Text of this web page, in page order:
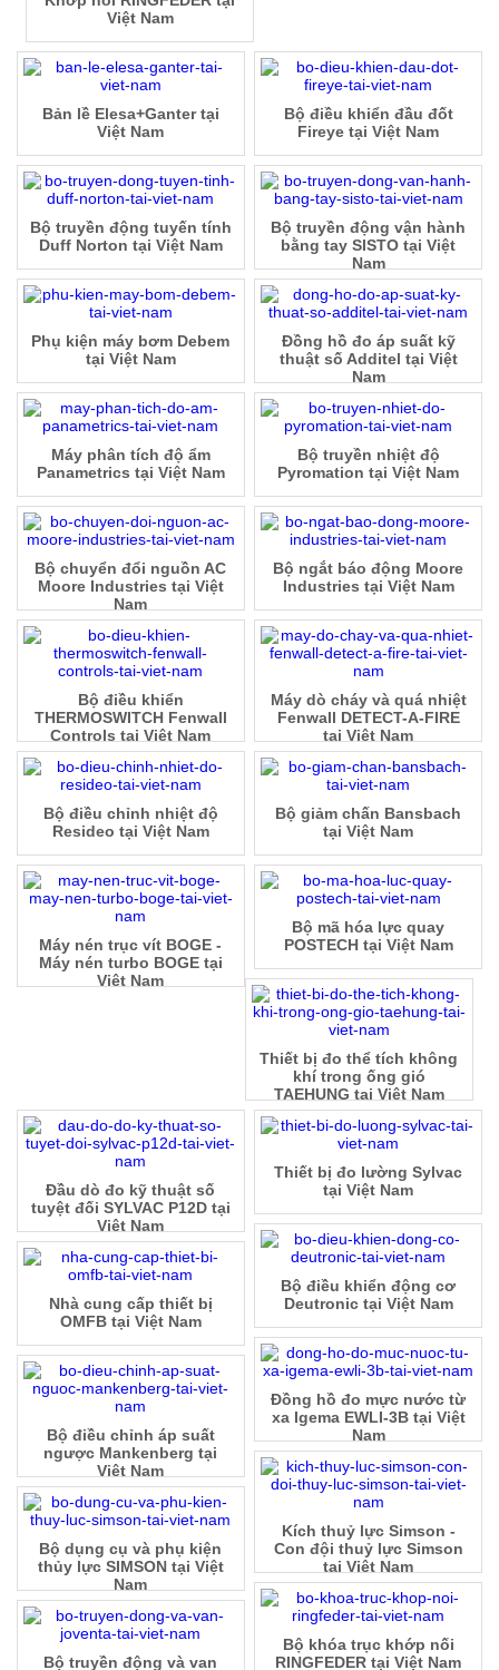
Việt Nam
Bản lề Elesa+Ganter tại
Việt Nam
Bộ điều khiển đầu đốt
Fireye tại Việt Nam
Bộ truyền động tuyến tính
Duff Norton tại Việt Nam
Bộ truyền động vận hành
bằng tay SISTO tại Việt
Nam
Phụ kiện máy bơm Debem
tại Việt Nam
Đồng hồ đo áp suất kỹ
thuật số Additel tại Việt
Nam
Máy phân tích độ ẩm
Panametrics tại Việt Nam
Bộ truyền nhiệt độ
Pyromation tại Việt Nam
Bộ chuyển đổi nguồn AC
Moore Industries tại Việt
Nam
Bộ ngắt báo động Moore
Industries tại Việt Nam
Bộ điều khiển
THERMOSWITCH Fenwall
Controls tại Việt Nam
Máy dò cháy và quá nhiệt
Fenwall DETECT-A-FIRE
tại Việt Nam
Bộ điều chỉnh nhiệt độ
Resideo tại Việt Nam
Bộ giảm chấn Bansbach
tại Việt Nam
Máy nén trục vít BOGE -
Máy nén turbo BOGE tại
Việt Nam
Bộ mã hóa lực quay
POSTECH tại Việt Nam
Thiết bị đo thể tích không
khí trong ống gió
TAEHUNG tại Việt Nam
Thiết bị đo lường Sylvac
tại Việt Nam
Đầu dò đo kỹ thuật số
tuyệt đối SYLVAC P12D tại
Việt Nam
Bộ điều khiển động cơ
Deutronic tại Việt Nam
Nhà cung cấp thiết bị
OMFB tại Việt Nam
Đồng hồ đo mực nước từ
xa Igema EWLI-3B tại Việt
Nam
Bộ điều chỉnh áp suất
ngược Mankenberg tại
Việt Nam
Kích thuỷ lực Simson -
Con đội thuỷ lực Simson
tại Việt Nam
Bộ dụng cụ và phụ kiện
thủy lực SIMSON tại Việt
Nam
Bộ khóa trục khớp nối
RINGFEDER tại Việt Nam
Bộ truyền động và van